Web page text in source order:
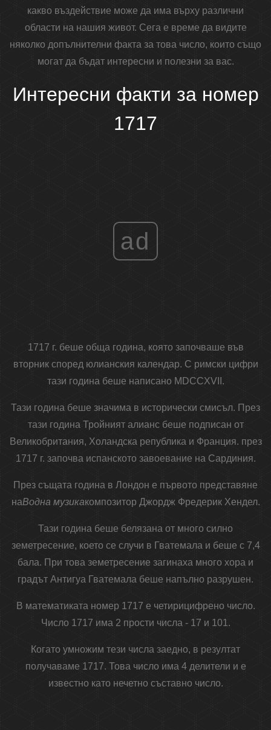
какво въздействие може да има върху различни
области на нашия живот. Сега е време да видите
няколко допълнителни факта за това число, които също
могат да бъдат интересни и полезни за вас.
Интересни факти за номер
1717
ad
1717 г. беше обща година, която започваше във
вторник според юлианския календар. С римски цифри
тази година беше написано MDCCXVII.
Тази година беше значима в исторически смисъл. През
тази година Тройният алианс беше подписан от
Великобритания, Холандска република и Франция. през
1717 г. започва испанското завоевание на Сардиния.
През същата година в Лондон е първото представяне
наВодна музикакомпозитор Джордж Фредерик Хендел.
Тази година беше белязана от много силно
земетресение, което се случи в Гватемала и беше с 7,4
бала. При това земетресение загинаха много хора и
градът Антигуа Гватемала беше напълно разрушен.
В математиката номер 1717 е четирицифрено число.
Число 1717 има 2 прости числа - 17 и 101.
Когато умножим тези числа заедно, в резултат
получаваме 1717. Това число има 4 делители и е
известно като нечетно съставно число.